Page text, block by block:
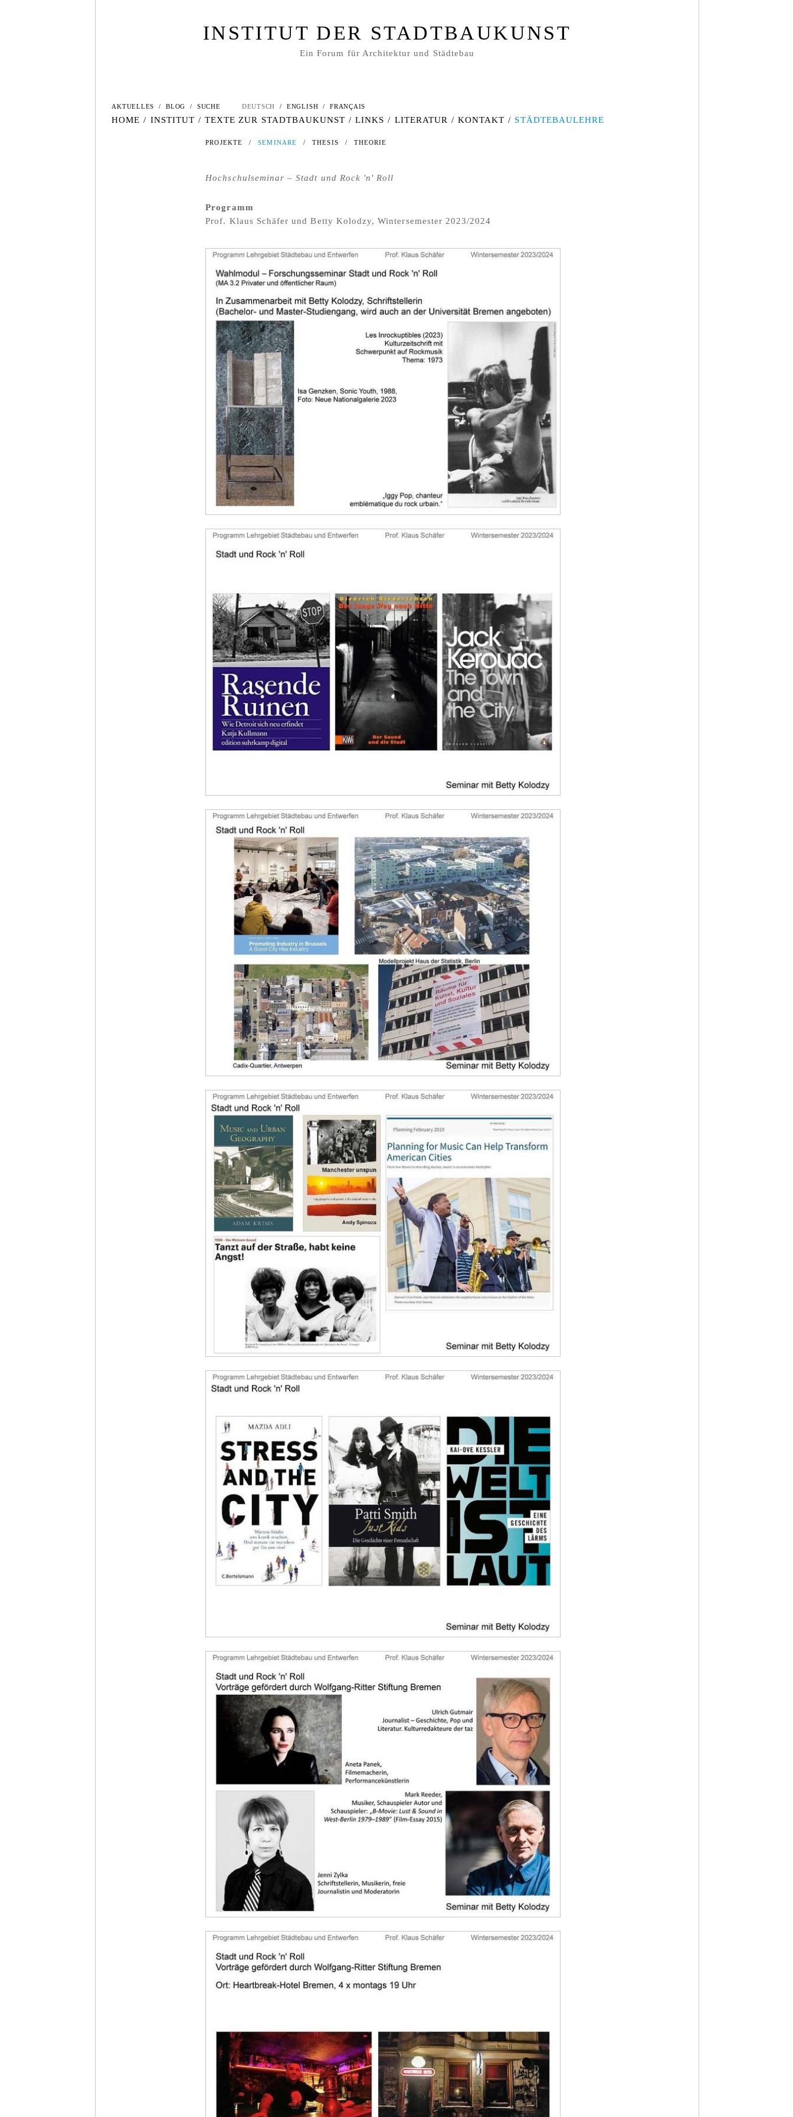
INSTITUT DER STADTBAUKUNST
Ein Forum für Architektur und Städtebau
AKTUELLES / BLOG / SUCHE DEUTSCH / ENGLISH / FRANÇAIS
HOME / INSTITUT / TEXTE ZUR STADTBAUKUNST / LINKS / LITERATUR / KONTAKT / STÄDTEBAULEHRE
PROJEKTE / SEMINARE / THESIS / THEORIE
Hochschulseminar – Stadt und Rock 'n' Roll
Programm
Prof. Klaus Schäfer und Betty Kolodzy, Wintersemester 2023/2024